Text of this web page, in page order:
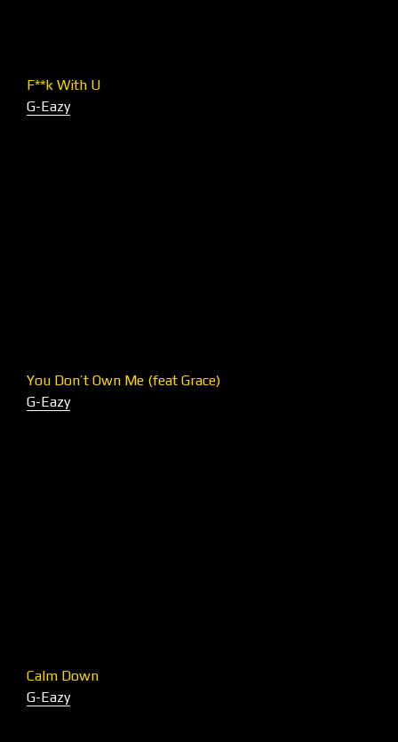
F**k With U
G-Eazy
You Don’t Own Me (feat Grace)
G-Eazy
Calm Down
G-Eazy